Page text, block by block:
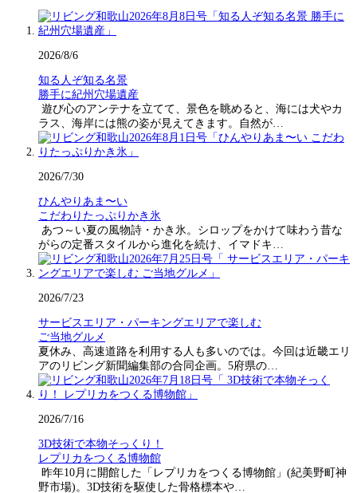
2026/8/6
知る人ぞ知る名景
勝手に紀州穴場遺産
遊び心のアンテナを立てて、景色を眺めると、海には犬やカ
ラス、海岸には熊の姿が見えてきます。自然が…
2026/7/30
ひんやりあま〜い
こだわりたっぷりかき氷
あつ～い夏の風物詩・かき氷。シロップをかけて味わう昔な
がらの定番スタイルから進化を続け、イマドキ…
2026/7/23
サービスエリア・パーキングエリアで楽しむ
ご当地グルメ
夏休み、高速道路を利用する人も多いのでは。今回は近畿エリ
アのリビング新聞編集部の合同企画。5府県の…
2026/7/16
3D技術で本物そっくり！
レプリカをつくる博物館
昨年10月に開館した「レプリカをつくる博物館」(紀美野町神
野市場)。3D技術を駆使した骨格標本や…